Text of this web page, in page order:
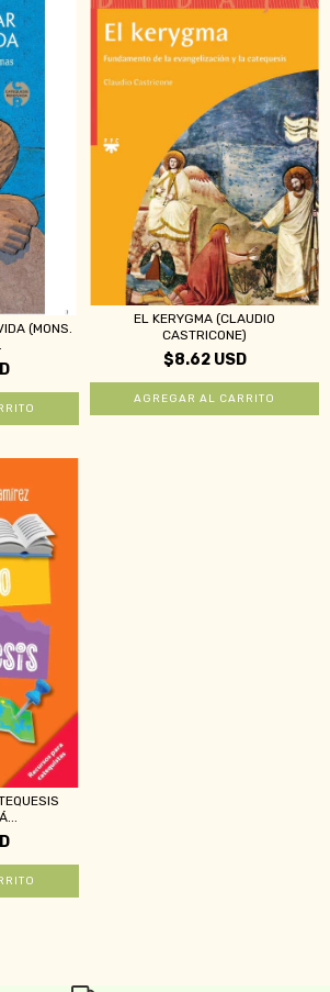
(MONS.
EL KERYGMA (CLAUDIO
CASTRICONE)
$8.62 USD